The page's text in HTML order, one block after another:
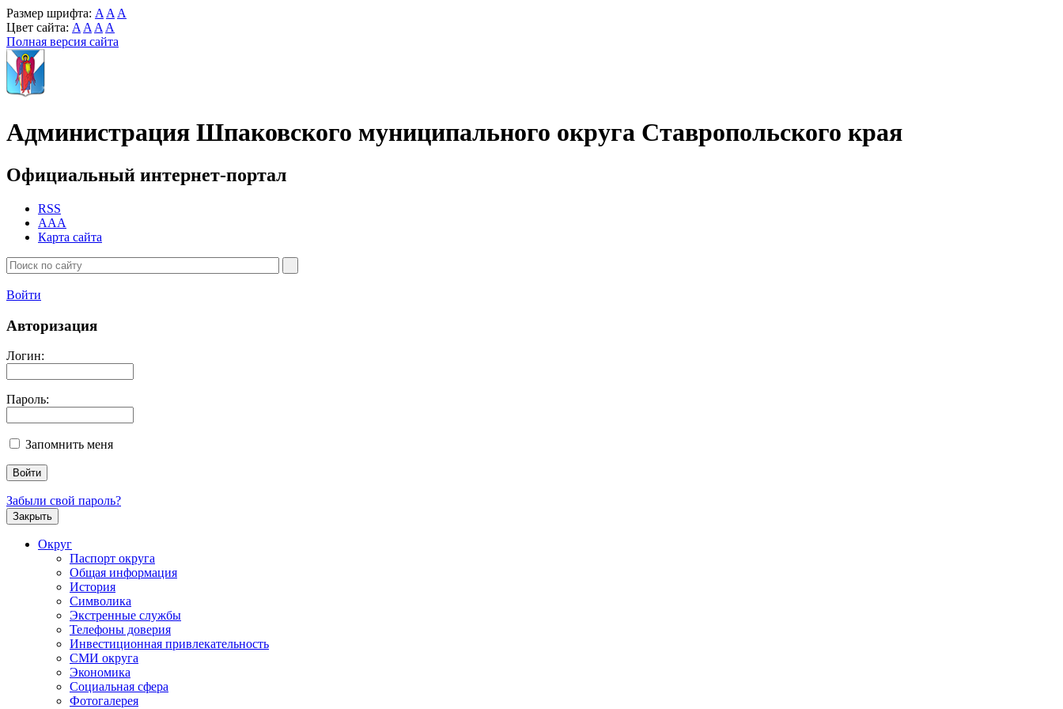
Размер шрифта: A A A
Цвет сайта: A A A A
Полная версия сайта
Администрация Шпаковского муниципального округа Ставропольского края
Официальный интернет-портал
RSS
AAA
Карта сайта
Войти
Авторизация
Логин:
Пароль:
Запомнить меня
Забыли свой пароль?
Закрыть
Округ
Паспорт округа
Общая информация
История
Символика
Экстренные службы
Телефоны доверия
Инвестиционная привлекательность
СМИ округа
Экономика
Социальная сфера
Фотогалерея